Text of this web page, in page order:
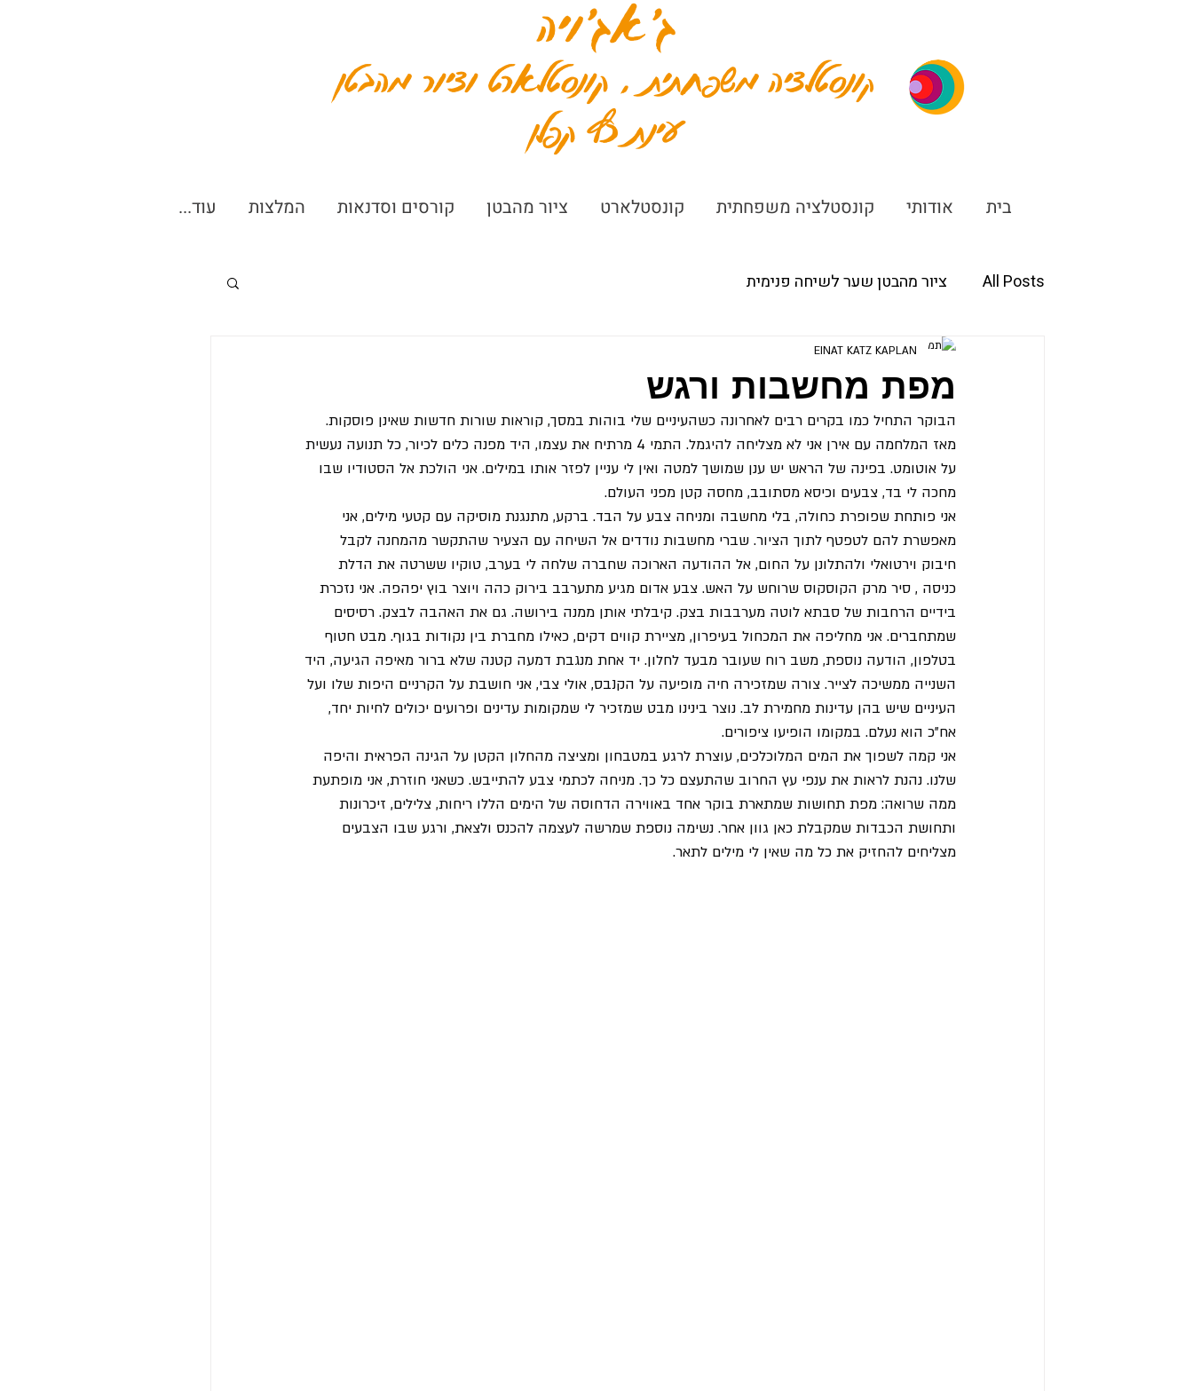
ג׳אג׳ויה
קונסטלציה משפחתית , קונסטלארט וציור מהבטן
עינת כץ קפלן
בית אודותי קונסטלציה משפחתית קונסטלארט ציור מהבטן קורסים וסדנאות המלצות עוד...
All Posts ציור מהבטן שער לשיחה פנימית
מפת מחשבות ורגש
EINAT KATZ KAPLAN
הבוקר התחיל כמו בקרים רבים לאחרונה כשהעיניים שלי בוהות במסך, קוראות שורות חדשות שאינן פוסקות.
מאז המלחמה עם אירן אני לא מצליחה להיגמל. התמי 4 מרתיח את עצמו, היד מפנה כלים לכיור, כל תנועה נעשית
על אוטומט. בפינה של הראש יש ענן שמושך למטה ואין לי עניין לפזר אותו במילים. אני הולכת אל הסטודיו שבו
מחכה לי בד, צבעים וכיסא מסתובב, מחסה קטן מפני העולם.
אני פותחת שפופרת כחולה, בלי מחשבה ומניחה צבע על הבד. ברקע, מתנגנת מוסיקה עם קטעי מילים, אני
מאפשרת להם לטפטף לתוך הציור. שברי מחשבות נודדים אל השיחה עם הצעיר שהתקשר מהמחנה לקבל
חיבוק וירטואלי ולהתלונן על החום, אל ההודעה הארוכה שחברה שלחה לי בערב, טוקיו ששרטה את הדלת
כניסה , סיר מרק הקוסקוס שרוחש על האש. צבע אדום מגיע מתערבב בירוק כהה ויוצר בוץ יפהפה. אני נזכרת
בידיים הרחבות של סבתא לוטה מערבבות בצק. קיבלתי אותן ממנה בירושה. גם את האהבה לבצק. רסיסים
שמתחברים. אני מחליפה את המכחול בעיפרון, מציירת קווים דקים, כאילו מחברת בין נקודות בגוף. מבט חטוף
בטלפון, הודעה נוספת, משב רוח שעובר מבעד לחלון. יד אחת מנגבת דמעה קטנה שלא ברור מאיפה הגיעה, היד
השנייה ממשיכה לצייר. צורה שמזכירה חיה מופיעה על הקנבס, אולי צבי, אני חושבת על הקרניים היפות שלו ועל
העיניים שיש בהן עדינות מחמירת לב. נוצר בינינו מבט שמזכיר לי שמקומות עדינים ופרועים יכולים לחיות יחד,
אח"כ הוא נעלם. במקומו הופיעו ציפורים.
אני קמה לשפוך את המים המלוכלכים, עוצרת לרגע במטבחון ומציצה מהחלון הקטן על הגינה הפראית והיפה
שלנו. נהנת לראות את ענפי עץ החרוב שהתעצם כל כך. מניחה לכתמי צבע להתייבש. כשאני חוזרת, אני מופתעת
ממה שרואה: מפת תחושות שמתארת בוקר אחד באווירה הדחוסה של הימים הללו ריחות, צלילים, זיכרונות
ותחושת הכבדות שמקבלת כאן גוון אחר. נשימה נוספת שמרשה לעצמה להכנס ולצאת, ורגע שבו הצבעים
מצליחים להחזיק את כל מה שאין לי מילים לתאר.